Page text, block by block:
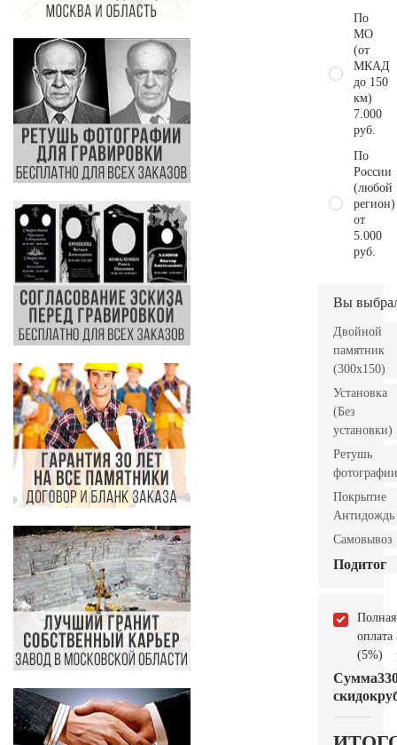
По
МО
(от
МКАД
до 150
км)
7.000
руб.
По
России
(любой
регион)
от
5.000
руб.
Вы
Двойной
памятник
(300x150)
Установка
(Без
установки)
Ретушь
фотографии
Покрытие
Антидождь
Самовывоз
Подитог
Полная
оплата
(5%)
Сумма
скидок